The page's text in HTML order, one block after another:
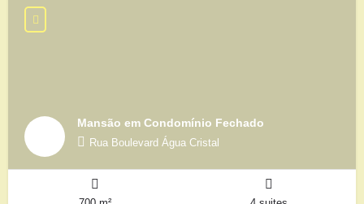
Mansão em Condomínio Fechado
Rua Boulevard Água Cristal